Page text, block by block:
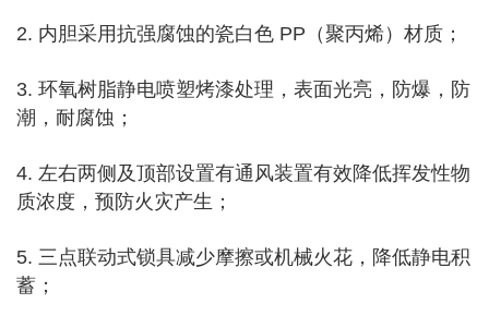
2. 内胆采用抗强腐蚀的瓷白色 PP（聚丙烯）材质；
3. 环氧树脂静电喷塑烤漆处理，表面光亮，防爆，防
潮，耐腐蚀；
4. 左右两侧及顶部设置有通风装置有效降低挥发性物
质浓度，预防火灾产生；
5. 三点联动式锁具减少摩擦或机械火花，降低静电积
蓄；